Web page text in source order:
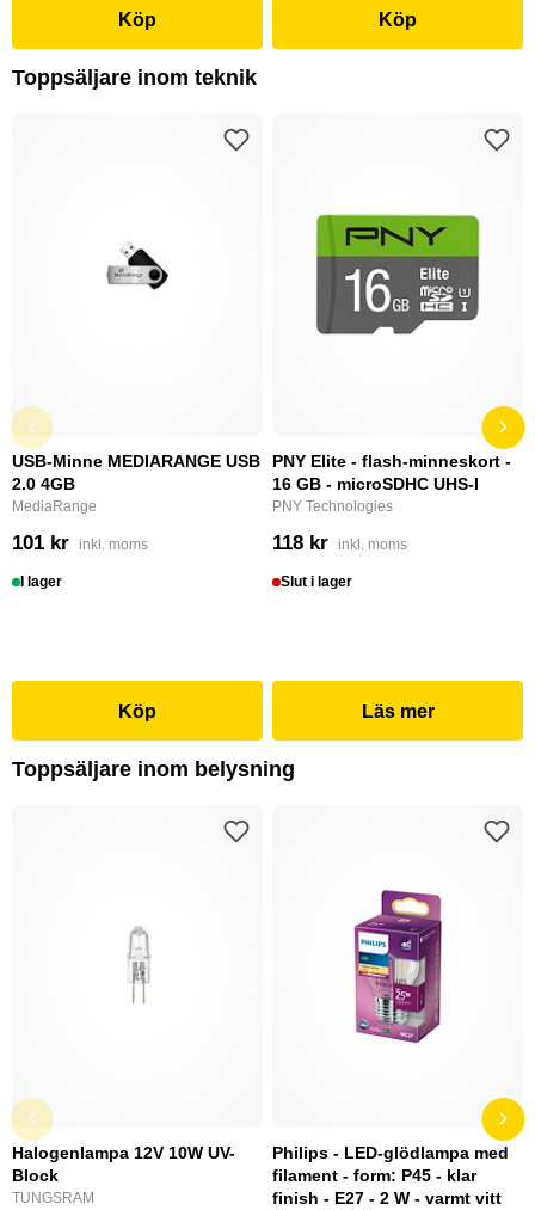
Köp Köp
Toppsäljare inom teknik
USB-Minne MEDIARANGE USB
2.0 4GB
MediaRange
101 kr inkl. moms
I lager
Köp
PNY Elite - flash-minneskort -
16 GB - microSDHC UHS-I
PNY Technologies
118 kr inkl. moms
Slut i lager
Läs mer
Toppsäljare inom belysning
Halogenlampa 12V 10W UV-
Block
TUNGSRAM
Philips - LED-glödlampa med
filament - form: P45 - klar
finish - E27 - 2 W - varmt vitt